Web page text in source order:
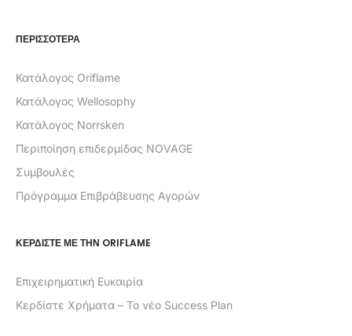
ΠΕΡΙΣΣΟΤΕΡΑ
Κατάλογος Oriflame
Κατάλογος Wellosophy
Κατάλογος Norrsken
Περιποίηση επιδερμίδας NOVAGE
Συμβουλές
Πρόγραμμα Επιβράβευσης Αγορών
ΚΕΡΔΊΣΤΕ ΜΕ ΤΗΝ ORIFLAME
Επιχειρηματική Ευκαιρία
Κερδίστε Χρήματα – Το νέο Success Plan